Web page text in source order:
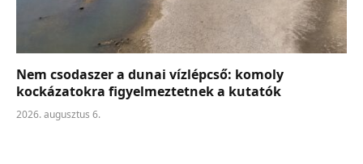
Nem csodaszer a dunai vízlépcső: komoly
kockázatokra figyelmeztetnek a kutatók
2026. augusztus 6.